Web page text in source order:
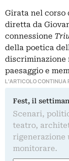
Girata nel corso
diretta da
connessione
della poetica
discriminazione
paesaggio e
L'ARTICOLO CONTINUA
Fest, il
Scenari,
teatro,
rigenerazione
monitorare.